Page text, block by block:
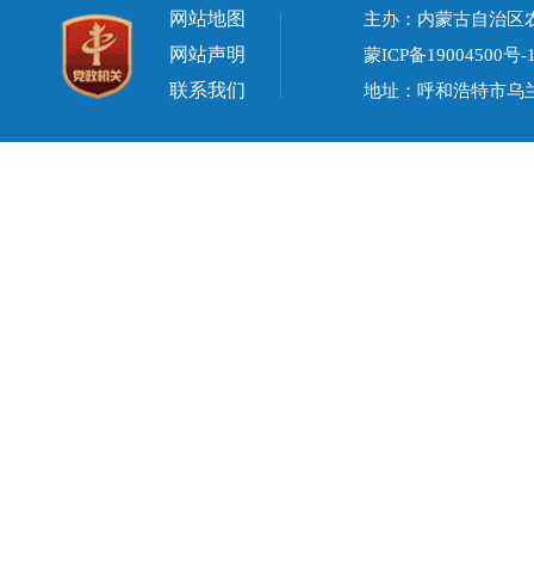
网站地图
网站声明
联系我们
主办：内蒙古自治
蒙ICP备19004500号-
地址：呼和浩特市